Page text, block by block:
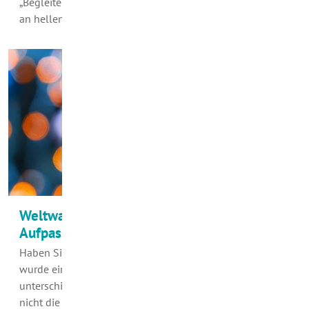
an hellen Tagen tritt in unseren Wohnungen in…
Weltwassertag am 22. März – Anlass zum
Aufpassen
Haben Sie am 8. März den Weltfrauentag begangen? Der
wurde eingerichtet, weil Frauen vielerorts und in den
unterschiedlichsten Zusammenhängen – auch bei uns –
nicht die Wertschätzung bekommen, die sie…